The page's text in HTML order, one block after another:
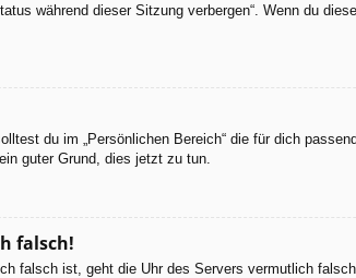
während dieser Sitzung verbergen“. Wenn du
du im „Persönlichen Bereich“ die für dich
guter Grund, dies jetzt zu tun.
falsch!
ist, geht die Uhr des Servers vermutlich